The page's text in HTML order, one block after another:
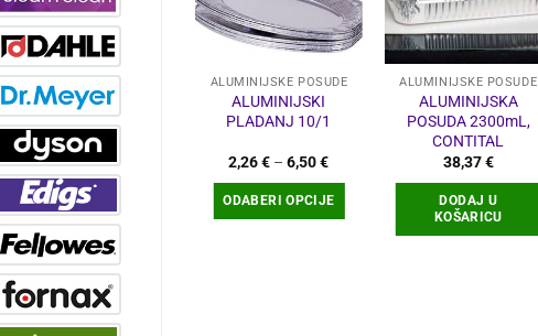
ALUMINIJSKE POSUDE
ALUMINIJSKI
PLADANJ 10/1
2,26€ – 6,50€Raspon
od
2,26 €
do
ODABERI OPCIJE
ALUMINIJSKE POSUDE
ALUMINIJSKA
POSUDA 2300mL,
CONTITAL
38,37€
DODAJ U
KOŠARICU